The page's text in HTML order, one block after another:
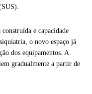
e capacidade
o novo espaço já
dos equipamentos. A
gradualmente a partir de